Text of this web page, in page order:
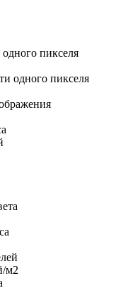
пикселя
одного пикселя
м2